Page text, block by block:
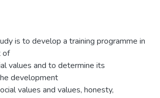
is to develop a training programme in
of
values and to determine its
development
values and values, honesty,